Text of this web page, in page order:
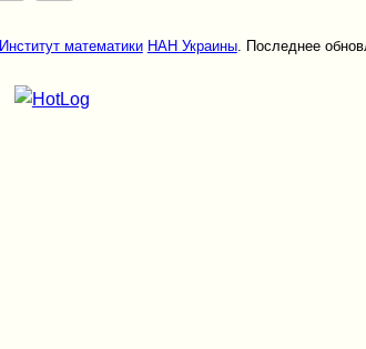
Институт математики НАН Украины. Последнее